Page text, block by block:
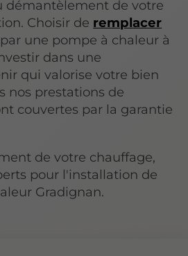
démantèlement de votre
Choisir de remplacer
par une pompe à chaleur à
dans une
qui valorise votre bien
nos prestations de
couvertes par la garantie
de votre chauffage,
pour l'installation de
Gradignan.